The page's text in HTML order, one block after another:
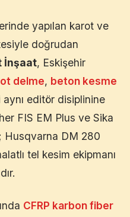
yapılan karot ve
doğrudan
İnşaat, Eskişehir
delme, beton kesme
aynı editör disiplinine
FIS EM Plus ve Sika
Husqvarna DM 280
tel kesim ekipmanı
CFRP karbon fiber